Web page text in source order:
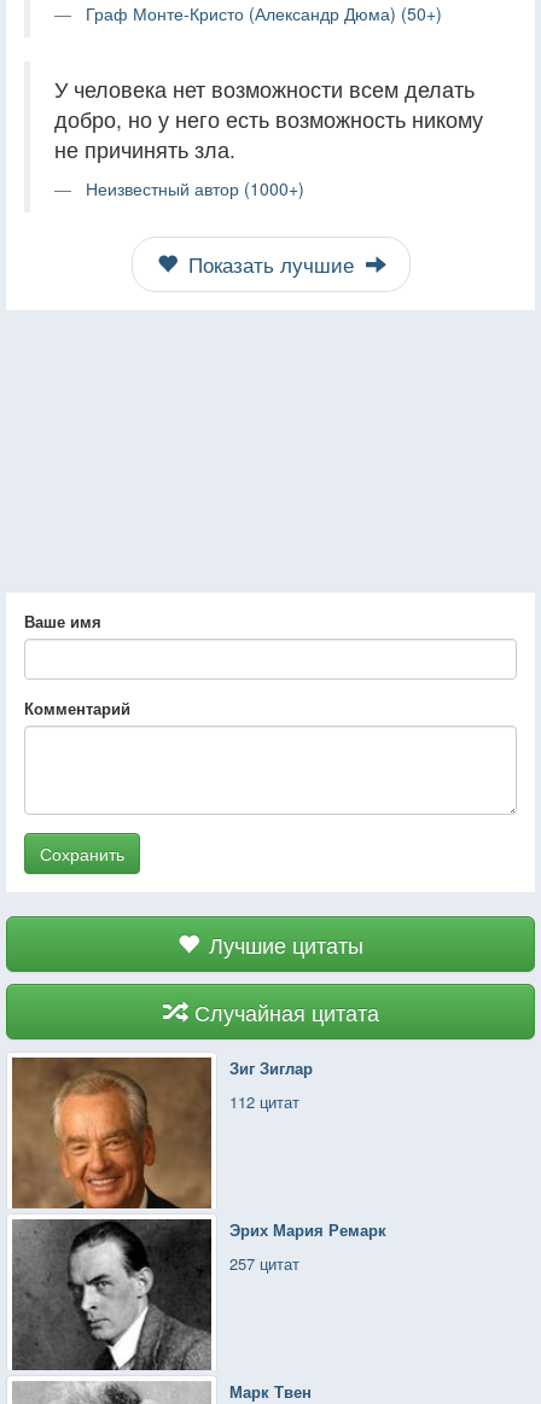
Граф Монте-Кристо (Александр Дюма) (50+)
У человека нет возможности всем делать
добро, но у него есть возможность никому
не причинять зла.
Неизвестный автор (1000+)
Показать лучшие
Ваше имя
Комментарий
Сохранить
Лучшие цитаты
Случайная цитата
Зиг Зиглар
112 цитат
Эрих Мария Ремарк
257 цитат
Марк Твен